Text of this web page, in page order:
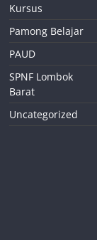
Kursus
Pamong Belajar
PAUD
SPNF Lombok
Barat
Uncategorized